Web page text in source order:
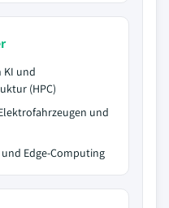
KI und
(HPC)
und
Edge-Computing